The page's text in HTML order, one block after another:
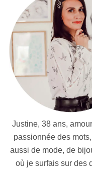
Justine, 38 ans,
passionnée des
aussi de mode, de
où je surfais sur des